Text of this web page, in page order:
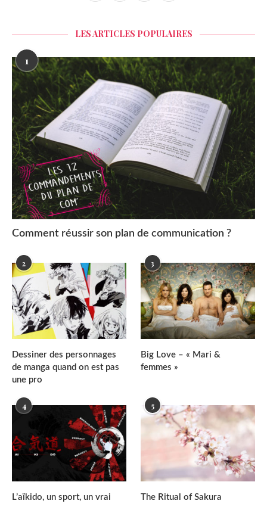
LES ARTICLES POPULAIRES
1
Comment réussir son plan de communication ?
2
Dessiner des personnages
de manga quand on est pas
une pro
3
Big Love – « Mari &
femmes »
4
L’aïkido, un sport, un vrai
5
The Ritual of Sakura